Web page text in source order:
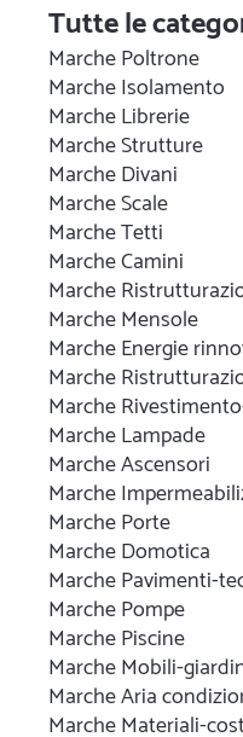
Tutte le
Marche Poltrone
Marche Isolamento
Marche Librerie
Marche Strutture
Marche Divani
Marche Scale
Marche Tetti
Marche Camini
Marche
Marche Mensole
Marche Energie
Marche
Marche
Marche Lampade
Marche Ascensori
Marche
Marche Porte
Marche Domotica
Marche Pavimenti-
Marche Pompe
Marche Piscine
Marche Mobili-
Marche Aria
Marche Materiali-